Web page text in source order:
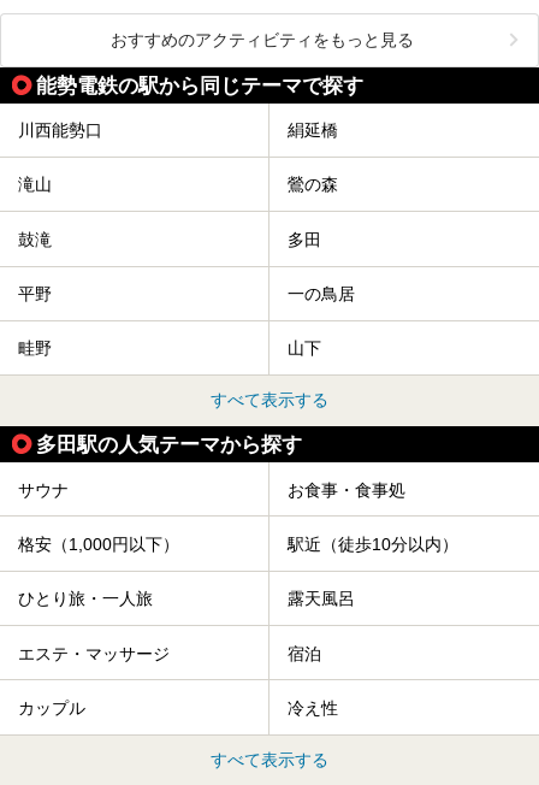
おすすめのアクティビティをもっと見る
能勢電鉄の駅から同じテーマで探す
川西能勢口 絹延橋
滝山 鶯の森
鼓滝 多田
平野 一の鳥居
畦野 山下
すべて表示する
多田駅の人気テーマから探す
サウナ お食事・食事処
格安（1,000円以下） 駅近（徒歩10分以内）
ひとり旅・一人旅 露天風呂
エステ・マッサージ 宿泊
カップル 冷え性
すべて表示する